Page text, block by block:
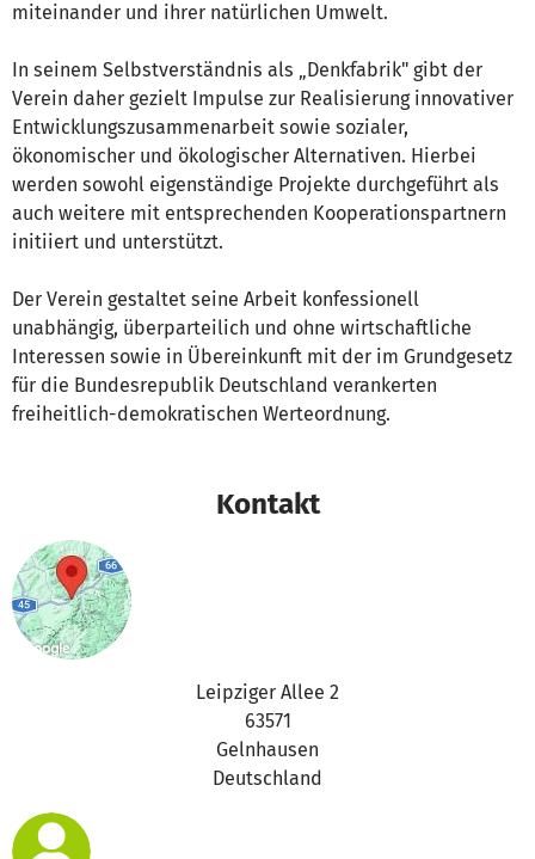
miteinander und ihrer natürlichen Umwelt.
In seinem Selbstverständnis als „Denkfabrik" gibt der
Verein daher gezielt Impulse zur Realisierung innovativer
Entwicklungszusammenarbeit sowie sozialer,
ökonomischer und ökologischer Alternativen. Hierbei
werden sowohl eigenständige Projekte durchgeführt als
auch weitere mit entsprechenden Kooperationspartnern
initiiert und unterstützt.
Der Verein gestaltet seine Arbeit konfessionell
unabhängig, überparteilich und ohne wirtschaftliche
Interessen sowie in Übereinkunft mit der im Grundgesetz
für die Bundesrepublik Deutschland verankerten
freiheitlich-demokratischen Werteordnung.
Kontakt
Leipziger Allee 2
63571
Gelnhausen
Deutschland